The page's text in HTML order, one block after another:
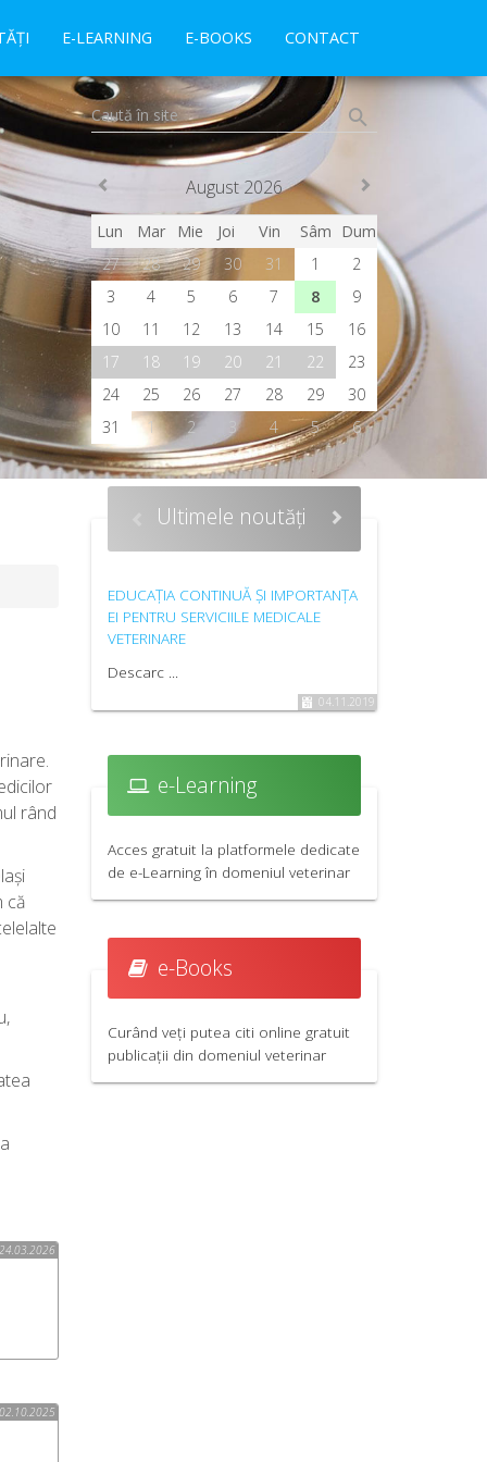
E-LEARNING E-BOOKS CONTACT
rând
că
24.03.2026
02.10.2025
Caută în site
August 2026
Lun Mar Mie Joi Vin Sâm Dum
27
28 29 30 31 1
2
3
4 5 6 7 8
9
10
11 12 13 14 15
16
17
18 19 20 21 22
23
24
25 26 27 28 29
30
31
1 2 3 4 5 6
Ultimele noutăți
EDUCAȚIA CONTINUĂ ȘI IMPORTANȚA
EI PENTRU SERVICIILE MEDICALE
VETERINARE
Descarc ...
04.11.2019
e-Learning
Acces gratuit la platformele dedicate
de e-Learning în domeniul veterinar
e-Books
Curând veți putea citi online gratuit
publicații din domeniul veterinar